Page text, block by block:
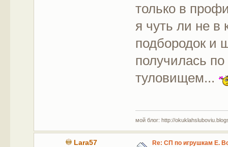
только в
я чуть ли не в
подбородок и
получилась
туловищем...
мой блог: http://
Lara57 Re: СП по игрушкам Е.